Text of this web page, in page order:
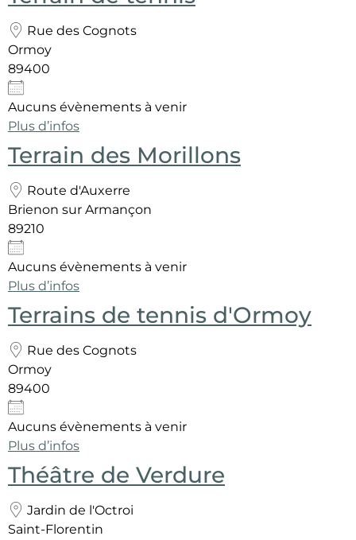
Rue des Cognots
Ormoy
89400
Aucuns évènements à venir
Plus d’infos
Terrain des Morillons
Route d'Auxerre
Brienon sur Armançon
89210
Aucuns évènements à venir
Plus d’infos
Terrains de tennis d'Ormoy
Rue des Cognots
Ormoy
89400
Aucuns évènements à venir
Plus d’infos
Théâtre de Verdure
Jardin de l'Octroi
Saint-Florentin